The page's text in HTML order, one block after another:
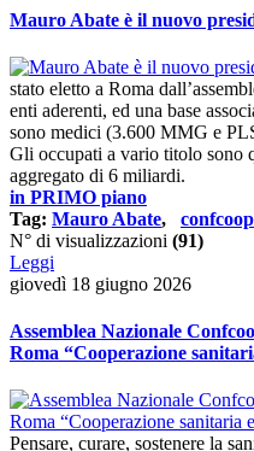
Mauro Abate è il nuovo
stato eletto a Roma
enti aderenti, ed una base
sono medici (3.600 MMG e
Gli occupati a vario titolo sono
aggregato di 6 miliardi.
in PRIMO piano
Tag: Mauro Abate,
N° di visualizzazioni (91)
Leggi
giovedì 18 giugno 2026
Assemblea Nazionale
Roma “Cooperazione
Pensare, curare, sostenere la